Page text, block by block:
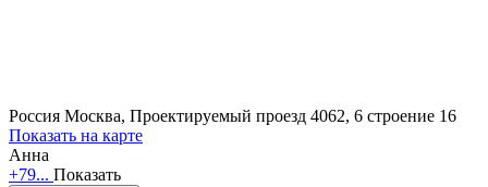
Россия Москва, Проектируемый проезд 4062, 6 строение 16
Показать на карте
Анна
+79... Показать